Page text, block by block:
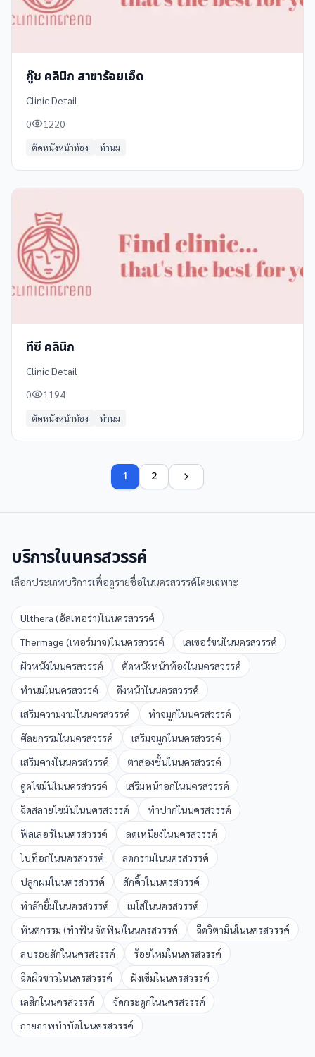
กู๊ช คลินิก สาขาร้อยเอ็ด
Clinic Detail
0
1220
ตัดหนังหน้าท้อง ทำนม
ทีซี คลินิก
Clinic Detail
0
1194
ตัดหนังหน้าท้อง ทำนม
1 2
บริการในนครสวรรค์
เลือกประเภทบริการเพื่อดูรายชื่อในนครสวรรค์โดยเฉพาะ
Ulthera (อัลเทอร่า)ในนครสวรรค์
Thermage (เทอร์มาจ)ในนครสวรรค์ เลเซอร์ขนในนครสวรรค์
ผิวหนังในนครสวรรค์ ตัดหนังหน้าท้องในนครสวรรค์
ทำนมในนครสวรรค์ ดึงหน้าในนครสวรรค์
เสริมความงามในนครสวรรค์ ทำจมูกในนครสวรรค์
ศัลยกรรมในนครสวรรค์ เสริมจมูกในนครสวรรค์
เสริมคางในนครสวรรค์ ตาสองชั้นในนครสวรรค์
ดูดไขมันในนครสวรรค์ เสริมหน้าอกในนครสวรรค์
ฉีดสลายไขมันในนครสวรรค์ ทำปากในนครสวรรค์
ฟิลเลอร์ในนครสวรรค์ ลดเหนียงในนครสวรรค์
โบท็อกในนครสวรรค์ ลดกรามในนครสวรรค์
ปลูกผมในนครสวรรค์ สักคิ้วในนครสวรรค์
ทำลักยิ้มในนครสวรรค์ เมโสในนครสวรรค์
ทันตกรรม (ทำฟัน จัดฟัน)ในนครสวรรค์ ฉีดวิตามินในนครสวรรค์
ลบรอยสักในนครสวรรค์ ร้อยไหมในนครสวรรค์
ฉีดผิวขาวในนครสวรรค์ ฝังเข็มในนครสวรรค์
เลสิกในนครสวรรค์ จัดกระดูกในนครสวรรค์
กายภาพบำบัดในนครสวรรค์